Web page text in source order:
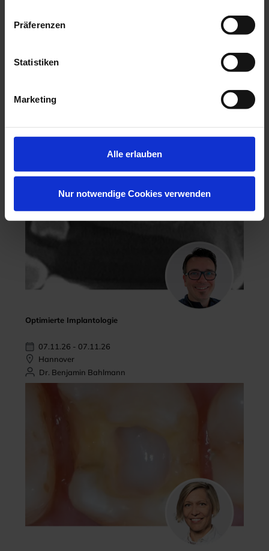
Präferenzen
Statistiken
Marketing
Alle erlauben
Nur notwendige Cookies verwenden
06.11.26 - 07.11.26
Dr. Hanni Lohmar
Optimierte Implantologie
07.11.26 - 07.11.26
Hannover
Dr. Benjamin Bahlmann